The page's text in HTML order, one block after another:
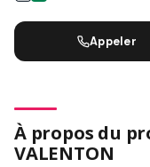
Appeler
À propos du
VALENTON